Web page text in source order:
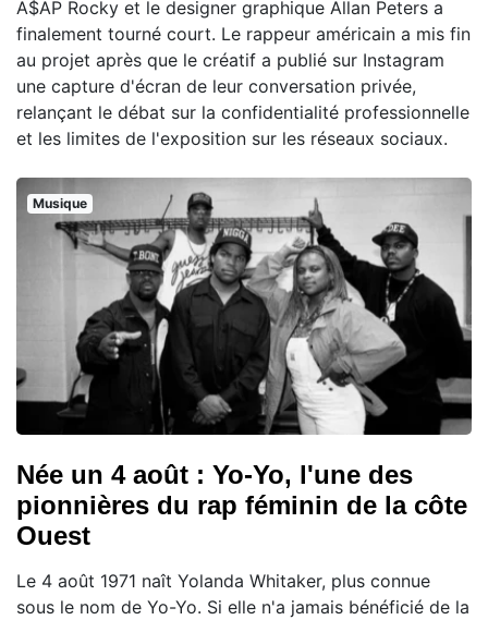
A$AP Rocky et le designer graphique Allan Peters a
finalement tourné court. Le rappeur américain a mis fin
au projet après que le créatif a publié sur Instagram
une capture d'écran de leur conversation privée,
relançant le débat sur la confidentialité professionnelle
et les limites de l'exposition sur les réseaux sociaux.
Musique
Née un 4 août : Yo-Yo, l'une des
pionnières du rap féminin de la côte
Ouest
Le 4 août 1971 naît Yolanda Whitaker, plus connue
sous le nom de Yo-Yo. Si elle n'a jamais bénéficié de la